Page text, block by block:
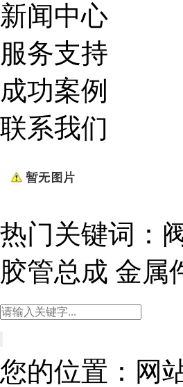
新闻中心
服务支持
成功案例
联系我们
热门关键词：
胶管总成 金属
您的位置： 网